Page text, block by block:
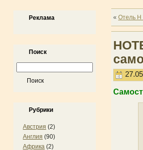
Реклама
Поиск
Рубрики
Австрия (2)
Англия (90)
Африка (2)
« Отель H